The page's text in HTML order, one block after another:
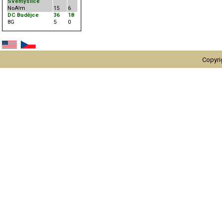
NoA!m 15
6
DC Budějce
36
18
8G
5 0